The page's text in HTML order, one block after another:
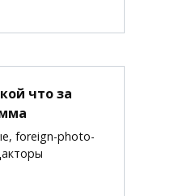
что за
foreign-photo-